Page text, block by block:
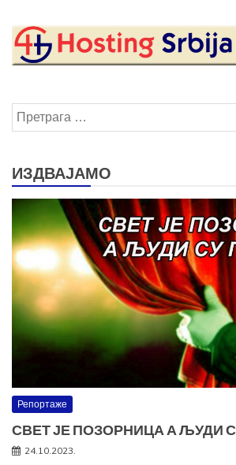
Претрага
за:
ИЗДВАЈАМО
Репортаже
СВЕТ ЈЕ ПОЗОРНИЦА А ЉУДИ
24.10.2023.